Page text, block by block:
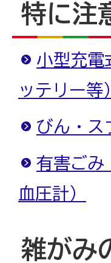
特に注
小型充電
ッテリー等
びん・ス
有害ごみ
血圧計）
雑がみ